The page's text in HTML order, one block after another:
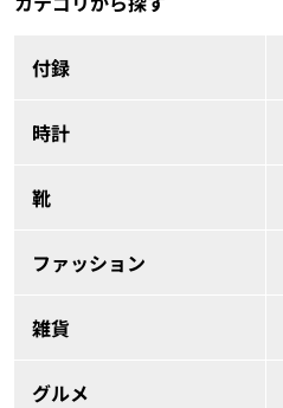
付録
時計
靴
ファッション
雑貨
グルメ